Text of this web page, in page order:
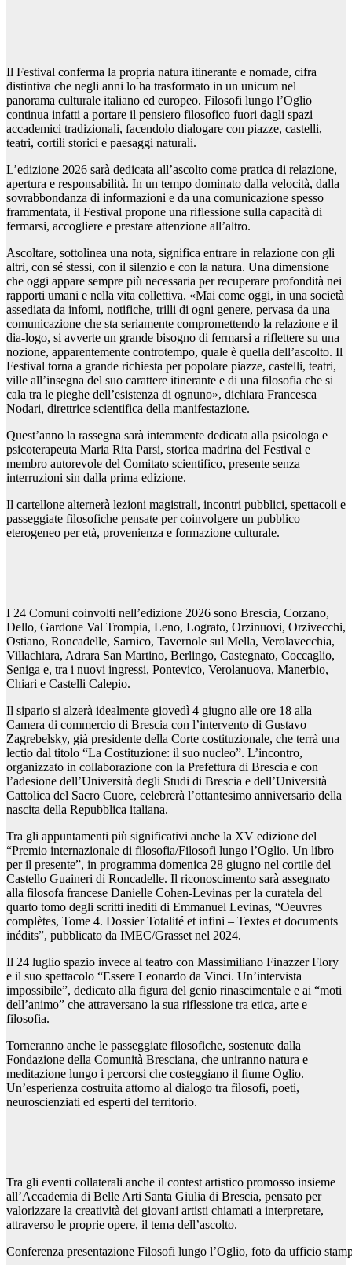
Il Festival conferma la propria natura itinerante e nomade, cifra
distintiva che negli anni lo ha trasformato in un unicum nel
panorama culturale italiano ed europeo. Filosofi lungo l’Oglio
continua infatti a portare il pensiero filosofico fuori dagli spazi
accademici tradizionali, facendolo dialogare con piazze, castelli,
teatri, cortili storici e paesaggi naturali.
L’edizione 2026 sarà dedicata all’ascolto come pratica di relazione,
apertura e responsabilità. In un tempo dominato dalla velocità, dalla
sovrabbondanza di informazioni e da una comunicazione spesso
frammentata, il Festival propone una riflessione sulla capacità di
fermarsi, accogliere e prestare attenzione all’altro.
Ascoltare, sottolinea una nota, significa entrare in relazione con gli
altri, con sé stessi, con il silenzio e con la natura. Una dimensione
che oggi appare sempre più necessaria per recuperare profondità nei
rapporti umani e nella vita collettiva. «Mai come oggi, in una società
assediata da infomi, notifiche, trilli di ogni genere, pervasa da una
comunicazione che sta seriamente compromettendo la relazione e il
dia-logo, si avverte un grande bisogno di fermarsi a riflettere su una
nozione, apparentemente controtempo, quale è quella dell’ascolto. Il
Festival torna a grande richiesta per popolare piazze, castelli, teatri,
ville all’insegna del suo carattere itinerante e di una filosofia che si
cala tra le pieghe dell’esistenza di ognuno», dichiara Francesca
Nodari, direttrice scientifica della manifestazione.
Quest’anno la rassegna sarà interamente dedicata alla psicologa e
psicoterapeuta Maria Rita Parsi, storica madrina del Festival e
membro autorevole del Comitato scientifico, presente senza
interruzioni sin dalla prima edizione.
Il cartellone alternerà lezioni magistrali, incontri pubblici, spettacoli e
passeggiate filosofiche pensate per coinvolgere un pubblico
eterogeneo per età, provenienza e formazione culturale.
I 24 Comuni coinvolti nell’edizione 2026 sono Brescia, Corzano,
Dello, Gardone Val Trompia, Leno, Lograto, Orzinuovi, Orzivecchi,
Ostiano, Roncadelle, Sarnico, Tavernole sul Mella, Verolavecchia,
Villachiara, Adrara San Martino, Berlingo, Castegnato, Coccaglio,
Seniga e, tra i nuovi ingressi, Pontevico, Verolanuova, Manerbio,
Chiari e Castelli Calepio.
Il sipario si alzerà idealmente giovedì 4 giugno alle ore 18 alla
Camera di commercio di Brescia con l’intervento di Gustavo
Zagrebelsky, già presidente della Corte costituzionale, che terrà una
lectio dal titolo “La Costituzione: il suo nucleo”. L’incontro,
organizzato in collaborazione con la Prefettura di Brescia e con
l’adesione dell’Università degli Studi di Brescia e dell’Università
Cattolica del Sacro Cuore, celebrerà l’ottantesimo anniversario della
nascita della Repubblica italiana.
Tra gli appuntamenti più significativi anche la XV edizione del
“Premio internazionale di filosofia/Filosofi lungo l’Oglio. Un libro
per il presente”, in programma domenica 28 giugno nel cortile del
Castello Guaineri di Roncadelle. Il riconoscimento sarà assegnato
alla filosofa francese Danielle Cohen-Levinas per la curatela del
quarto tomo degli scritti inediti di Emmanuel Levinas, “Oeuvres
complètes, Tome 4. Dossier Totalité et infini – Textes et documents
inédits”, pubblicato da IMEC/Grasset nel 2024.
Il 24 luglio spazio invece al teatro con Massimiliano Finazzer Flory
e il suo spettacolo “Essere Leonardo da Vinci. Un’intervista
impossibile”, dedicato alla figura del genio rinascimentale e ai “moti
dell’animo” che attraversano la sua riflessione tra etica, arte e
filosofia.
Torneranno anche le passeggiate filosofiche, sostenute dalla
Fondazione della Comunità Bresciana, che uniranno natura e
meditazione lungo i percorsi che costeggiano il fiume Oglio.
Un’esperienza costruita attorno al dialogo tra filosofi, poeti,
neuroscienziati ed esperti del territorio.
Tra gli eventi collaterali anche il contest artistico promosso insieme
all’Accademia di Belle Arti Santa Giulia di Brescia, pensato per
valorizzare la creatività dei giovani artisti chiamati a interpretare,
attraverso le proprie opere, il tema dell’ascolto.
Conferenza presentazione Filosofi lungo l’Oglio, foto da ufficio